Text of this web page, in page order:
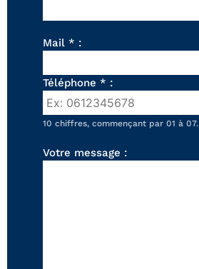
Mail * :
Téléphone * :
10 chiffres, commençant par 01 à 07.
Votre message :